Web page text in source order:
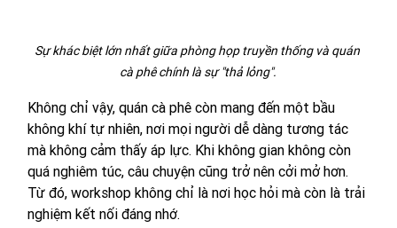
Sự khác biệt lớn nhất giữa phòng họp truyền thống và quán
cà phê chính là sự "thả lỏng".
Không chỉ vậy, quán cà phê còn mang đến một bầu
không khí tự nhiên, nơi mọi người dễ dàng tương tác
mà không cảm thấy áp lực. Khi không gian không còn
quá nghiêm túc, câu chuyện cũng trở nên cởi mở hơn.
Từ đó, workshop không chỉ là nơi học hỏi mà còn là trải
nghiệm kết nối đáng nhớ.